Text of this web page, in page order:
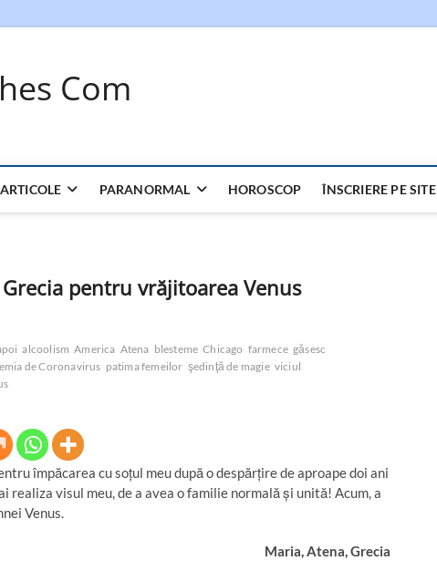
Com
ARTICOLE PARANORMAL HOROSCOP ÎNSCRIERE PE SITE
pentru vrăjitoarea Venus
alcoolism America Atena blesteme Chicago farmece găsesc
de Coronavirus patima femeilor şedinţă de magie viciul
împăcarea cu soţul meu după o despărţire de aproape doi ani
realiza visul meu, de a avea o familie normală și unită! Acum, a
Venus.
Maria, Atena, Grecia